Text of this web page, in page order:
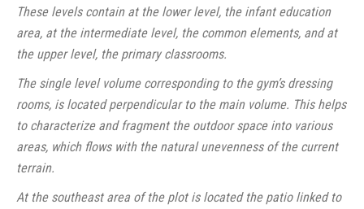
These levels contain at the lower level, the infant education
area, at the intermediate level, the common elements, and at
the upper level, the primary classrooms.
The single level volume corresponding to the gym’s dressing
rooms, is located perpendicular to the main volume. This helps
to characterize and fragment the outdoor space into various
areas, which flows with the natural unevenness of the current
terrain.
At the southeast area of the plot is located the patio linked to